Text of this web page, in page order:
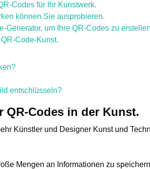
Codes für Ihr Kunstwerk.
können Sie ausprobieren.
Generator, um Ihre QR-Codes zu
Code-Kunst.
entschlüsseln?
Codes in der Kunst.
Künstler und Designer Kunst und
Mengen an Informationen zu